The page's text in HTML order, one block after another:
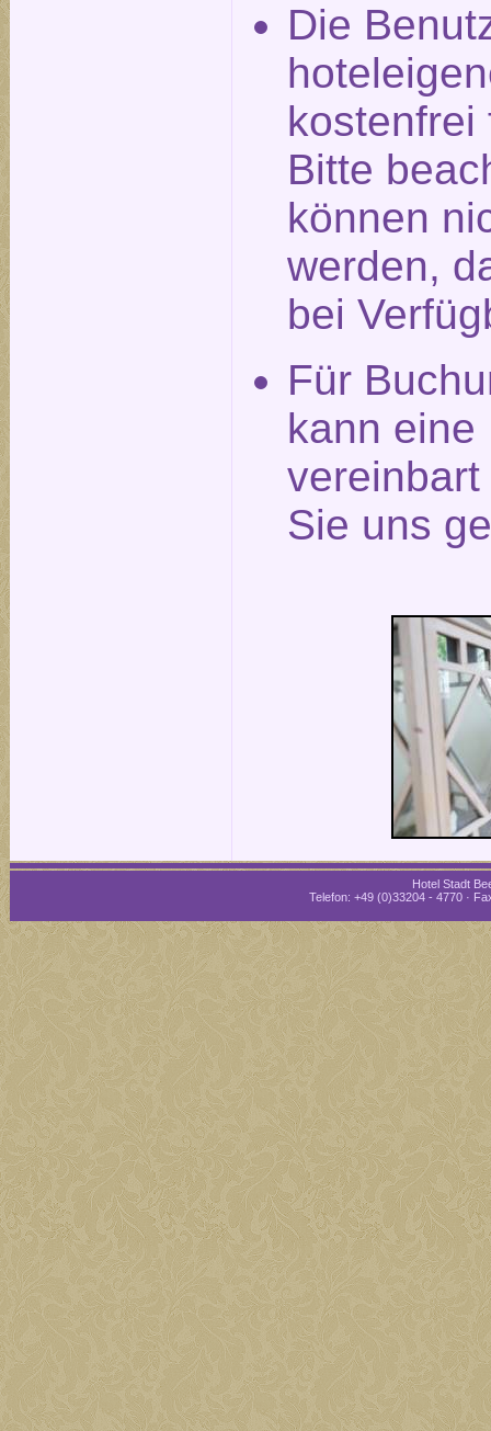
Die
kostenfrei
Bitte
können
werden,
bei
Für
kann eine
Sie uns
Hotel Stadt
Telefon: +49 (0)33204 - 4770 ·